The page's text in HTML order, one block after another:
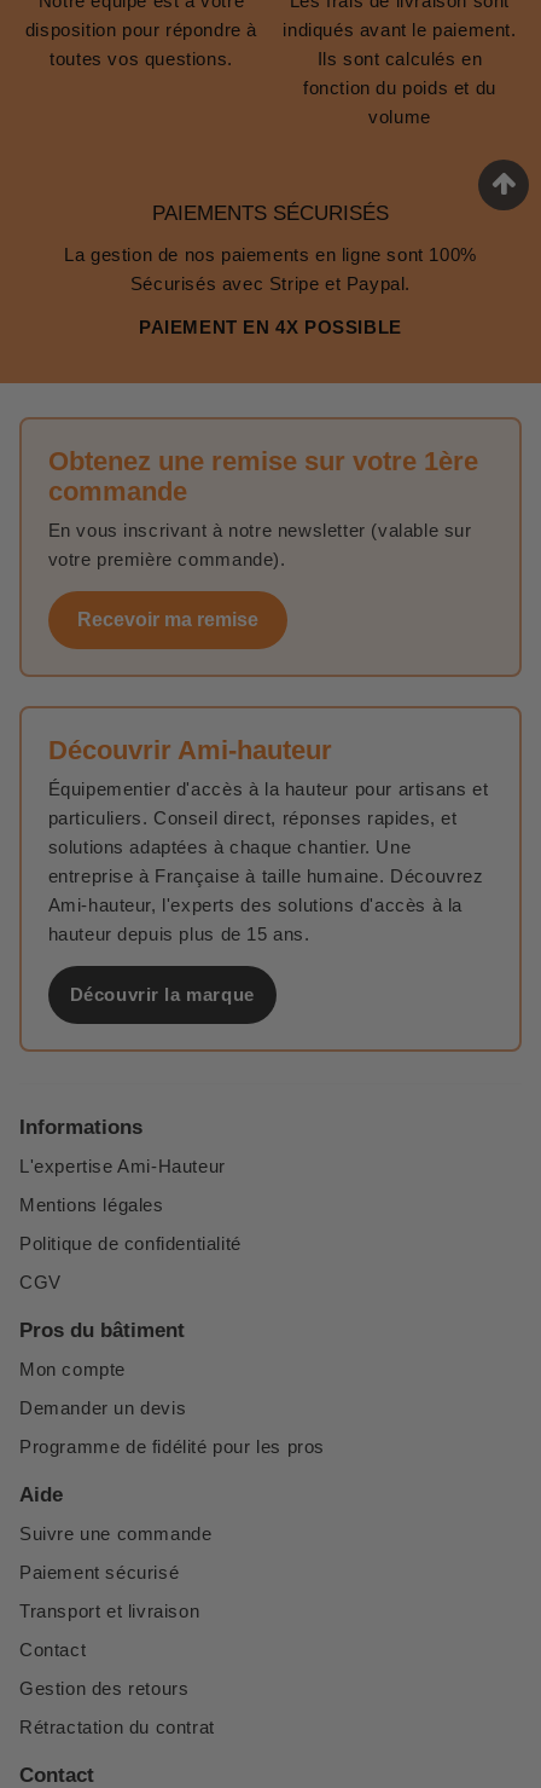
disposition pour répondre à
toutes vos questions.
indiqués avant le paiement.
Ils sont calculés en
fonction du poids et du
volume
PAIEMENTS SÉCURISÉS
La gestion de nos paiements en ligne sont 100%
Sécurisés avec Stripe et Paypal.
PAIEMENT EN 4X POSSIBLE
Obtenez une remise sur votre 1ère
commande
En vous inscrivant à notre newsletter (valable sur
votre première commande).
Recevoir ma remise
Découvrir Ami-hauteur
Équipementier d'accès à la hauteur pour artisans et
particuliers. Conseil direct, réponses rapides, et
solutions adaptées à chaque chantier. Une
entreprise à Française à taille humaine. Découvrez
Ami-hauteur, l'experts des solutions d'accès à la
hauteur depuis plus de 15 ans.
Découvrir la marque
Informations
L'expertise Ami-Hauteur
Mentions légales
Politique de confidentialité
CGV
Pros du bâtiment
Mon compte
Demander un devis
Programme de fidélité pour les pros
Aide
Suivre une commande
Paiement sécurisé
Transport et livraison
Contact
Gestion des retours
Rétractation du contrat
Contact